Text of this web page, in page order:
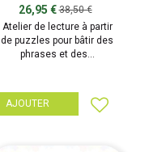
HISTOIRES NOÉ / RÉMI
26,95 €38,50 €
Atelier de lecture à partir
de puzzles pour bâtir des
phrases et des...
AJOUTER